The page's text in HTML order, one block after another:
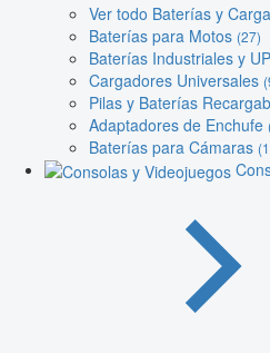
Ver todo Baterías y
Baterías para Motos (27)
Baterías Industriales y
Cargadores Universales
Pilas y Baterías
Adaptadores de Enchufe
Baterías para Cámaras